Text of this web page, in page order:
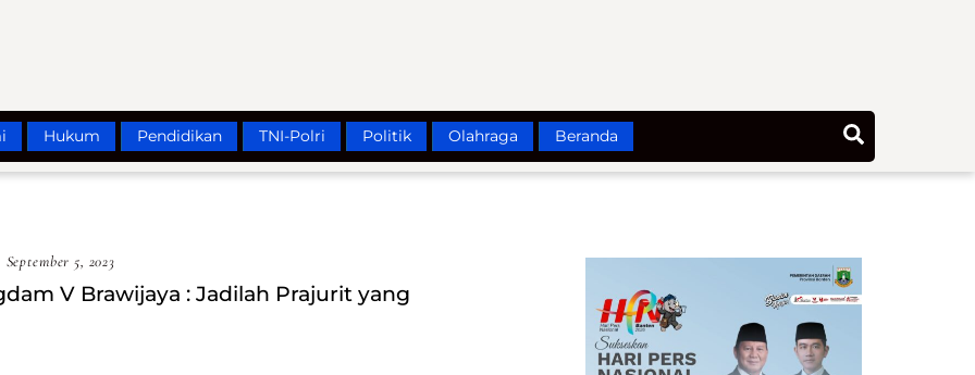
Hukum Pendidikan TNI-Polri Politik Olahraga Beranda
September 5, 2023
V Brawijaya : Jadilah Prajurit yang